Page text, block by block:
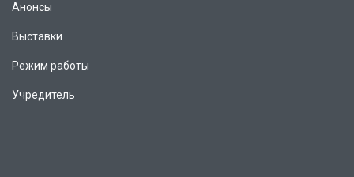
Анонсы
Выставки
Режим работы
Учредитель